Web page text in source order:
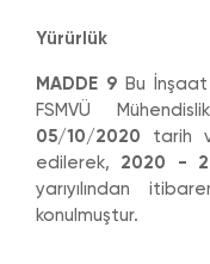
Yürürlük
MADDE 9 Bu İnşaat
FSMVÜ
05/10/2020 tarih
edilerek, 2020 -
yarıyılından
konulmuştur.